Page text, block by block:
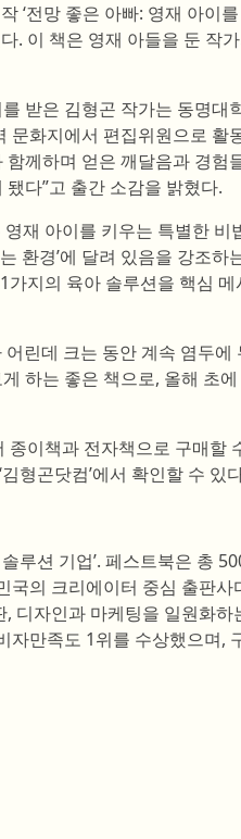
‘전망 좋은 아빠: 영재 아이
. 이 책은 영재 아들을 둔 작
받은 김형곤 작가는 동명대
문화지에서 편집위원으로 활
께하며 얻은 깨달음과 경험
다”고 출간 소감을 밝혔다.
영재 아이를 키우는 특별한
환경’에 달려 있음을 강조
지의 육아 솔루션을 핵심
린데 크는 동안 계속 염두
하는 좋은 책으로, 올해 초
종이책과 전자책으로 구매할
형곤닷컴’에서 확인할 수 있
루션 기업’. 페스트북은 총
국의 크리에이터 중심 출판
디자인과 마케팅을 일원화
만족도 1위를 수상했으며,